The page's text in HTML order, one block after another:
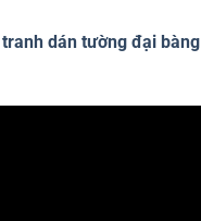
tranh dán tường đại bàng